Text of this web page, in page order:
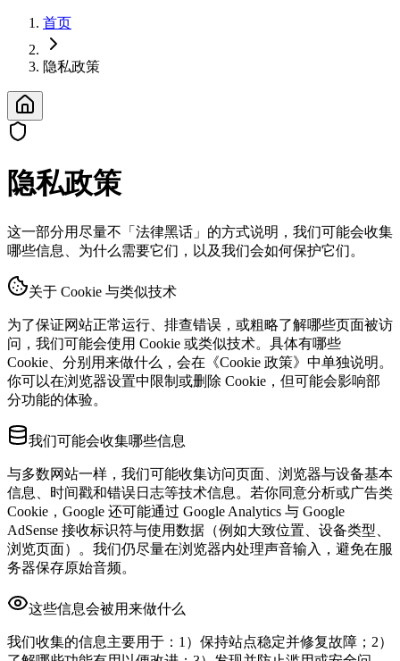
首页
隐私政策
隐私政策
这一部分用尽量不「法律黑话」的方式说明，我们可能会收集
哪些信息、为什么需要它们，以及我们会如何保护它们。
关于 Cookie 与类似技术
为了保证网站正常运行、排查错误，或粗略了解哪些页面被访
问，我们可能会使用 Cookie 或类似技术。具体有哪些
Cookie、分别用来做什么，会在《Cookie 政策》中单独说明。
你可以在浏览器设置中限制或删除 Cookie，但可能会影响部
分功能的体验。
我们可能会收集哪些信息
与多数网站一样，我们可能收集访问页面、浏览器与设备基本
信息、时间戳和错误日志等技术信息。若你同意分析或广告类
Cookie，Google 还可能通过 Google Analytics 与 Google
AdSense 接收标识符与使用数据（例如大致位置、设备类型、
浏览页面）。我们仍尽量在浏览器内处理声音输入，避免在服
务器保存原始音频。
这些信息会被用来做什么
我们收集的信息主要用于：1）保持站点稳定并修复故障；2）